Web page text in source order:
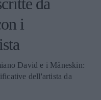
i
David e i Måneskin:
dell'artista da